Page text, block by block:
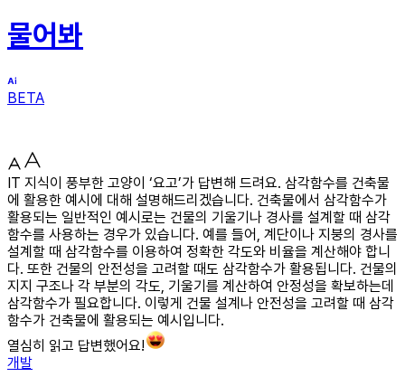
물어봐
BETA
IT 지식이 풍부한 고양이 ‘요고’가 답변해 드려요. 삼각함수를 건축물
에 활용한 예시에 대해 설명해드리겠습니다. 건축물에서 삼각함수가
활용되는 일반적인 예시로는 건물의 기울기나 경사를 설계할 때 삼각
함수를 사용하는 경우가 있습니다. 예를 들어, 계단이나 지붕의 경사를
설계할 때 삼각함수를 이용하여 정확한 각도와 비율을 계산해야 합니
다. 또한 건물의 안전성을 고려할 때도 삼각함수가 활용됩니다. 건물의
지지 구조나 각 부분의 각도, 기울기를 계산하여 안정성을 확보하는데
삼각함수가 필요합니다. 이렇게 건물 설계나 안전성을 고려할 때 삼각
함수가 건축물에 활용되는 예시입니다.
열심히 읽고 답변했어요!
개발